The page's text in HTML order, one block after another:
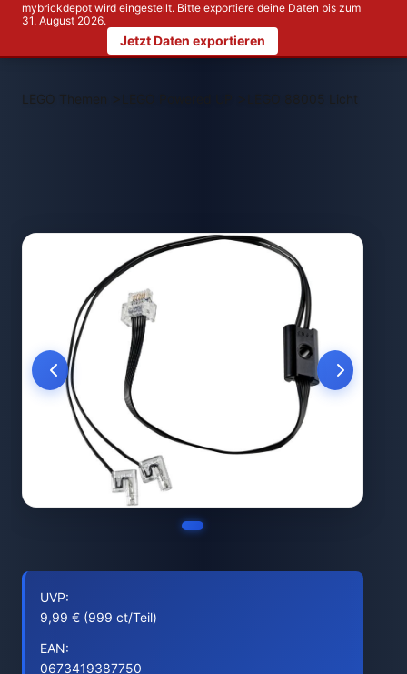
mybrickdepot wird eingestellt. Bitte exportiere deine Daten bis zum
31. August 2026.
Jetzt Daten exportieren
LEGO Themen > LEGO 88005 Licht
UVP:
9,99 € (999 ct/Teil)
EAN:
0673419387750